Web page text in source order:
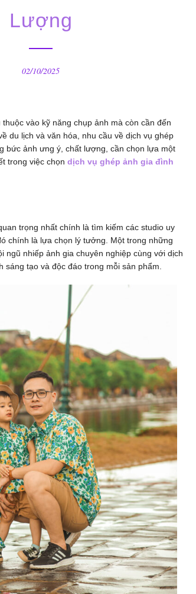
Lượng
02/10/2025
vào kỹ năng chụp ảnh mà còn cần đến
du lịch và văn hóa, nhu cầu về dịch vụ ghép
bức ảnh ưng ý, chất lượng, cần chọn lựa một
trong việc chọn dịch vụ ghép ảnh gia đình
trọng nhất chính là tìm kiếm các studio uy
chính là lựa chọn lý tưởng. Một trong những
ngũ nhiếp ảnh gia chuyên nghiệp cùng với dịch
sáng tạo và độc đáo trong mỗi sản phẩm.